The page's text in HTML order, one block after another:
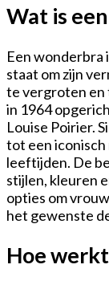
Wat is
Een wonderbra
staat om zijn
te vergroten en
in 1964
Louise Poirier.
tot een iconisch
leeftijden. De
stijlen, kleuren
opties om
het gewenste
Hoe